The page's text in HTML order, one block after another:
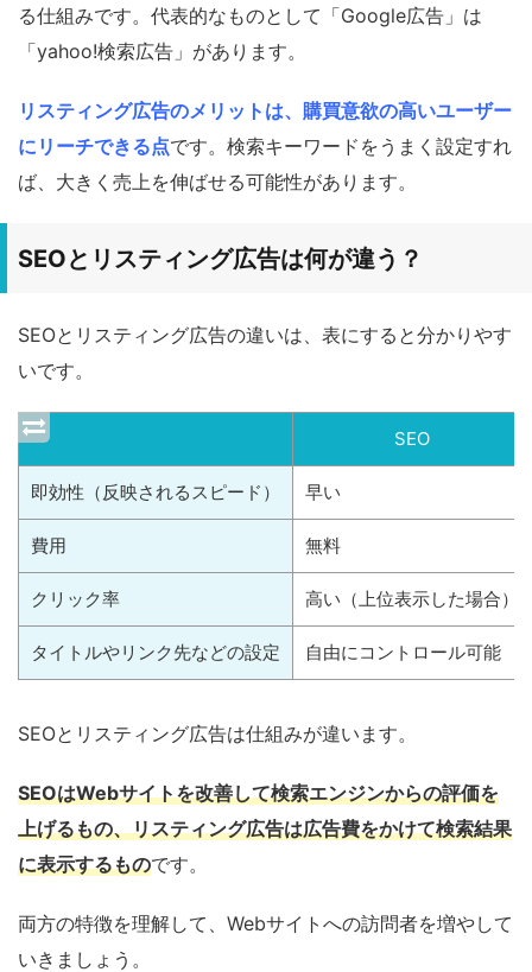
る仕組みです。代表的なものとして「Google広告」は
「yahoo!検索広告」があります。
リスティング広告のメリットは、購買意欲の高いユーザー
にリーチできる点です。検索キーワードをうまく設定すれ
ば、大きく売上を伸ばせる可能性があります。
SEOとリスティング広告は何が違う？
SEOとリスティング広告の違いは、表にすると分かりやす
いです。
SEO
即効性（反映されるスピード） 早い
費用 無料
クリック率 高い（上位表示した場合）
タイトルやリンク先などの設定 自由にコントロール可能
SEOとリスティング広告は仕組みが違います。
SEOはWebサイトを改善して検索エンジンからの評価を
上げるもの、リスティング広告は広告費をかけて検索結果
に表示するものです。
両方の特徴を理解して、Webサイトへの訪問者を増やして
いきましょう。